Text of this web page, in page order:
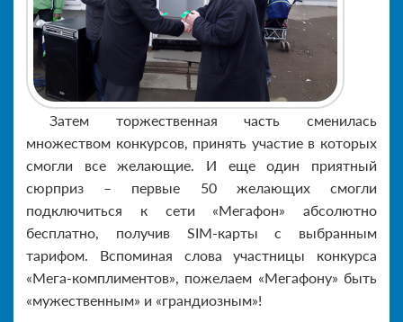
Затем торжественная часть сменилась
множеством конкурсов, принять участие в которых
смогли все желающие. И еще один приятный
сюрприз – первые 50 желающих смогли
подключиться к сети «Мегафон» абсолютно
бесплатно, получив SIM-карты с выбранным
тарифом. Вспоминая слова участницы конкурса
«Мега-комплиментов», пожелаем «Мегафону» быть
«мужественным» и «грандиозным»!